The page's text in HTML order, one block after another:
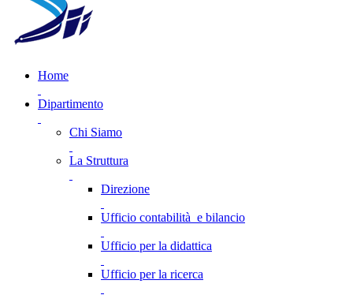
Home
Dipartimento
Chi Siamo
La Struttura
Direzione
Ufficio contabilità e bilancio
Ufficio per la didattica
Ufficio per la ricerca